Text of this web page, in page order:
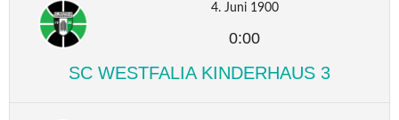
4. Juni 1900
0:00
SC WESTFALIA KINDERHAUS 3